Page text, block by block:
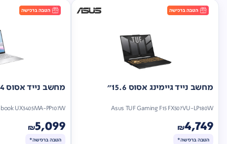
מחשב נייד גיימינג אסוס 15.6"
Asus TUF Gaming F15 FX507VU-LP180W
₪4,749
הטבה ברכישה*
מחשב נייד אסוס 14"
UX3405MA-PP107W
₪5,099
הטבה ברכישה*